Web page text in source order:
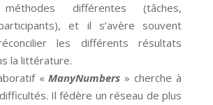
différentes (tâches,
et il s’avère souvent
les différents résultats
la littérature.
«ManyNumbers » cherche à
Il fédère un réseau de plus